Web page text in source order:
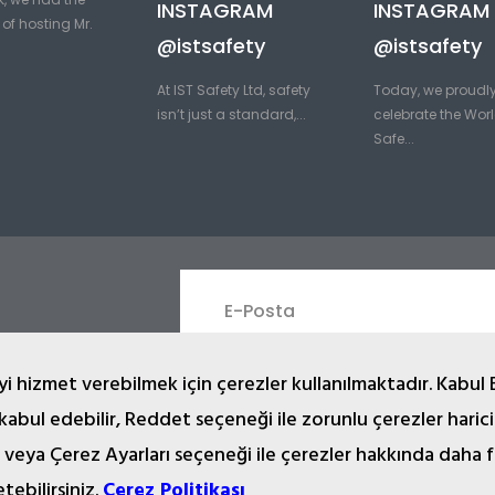
hizmet verebilmek için çerezler kullanılmaktadır. Kabul
edebilir, Reddet seçeneği ile zorunlu çerezler
Çerez Ayarları seçeneği ile çerezler hakkında daha
hosting Mr.
INSTAGRAM
@istsafety
At IST Safety Ltd, safety
isn’t just a standard,...
INSTAGRAM
@istsafety
Today, we
celebrate the
Safe...
2024 © Copyright İST İşçi Sağlığı Teçhizatı San. Tic. Ltd. Şti.
çizim, animasyon ve diğer materyaller tescilli olup, izinsiz